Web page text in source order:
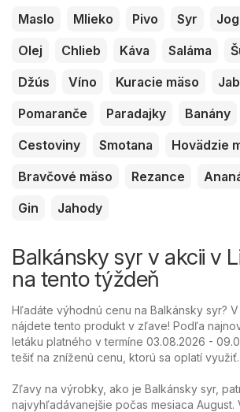
Maslo Mlieko Pivo Syr
Olej
Chlieb Káva Saláma
Džús
Víno Kuracie mäso
Pomaranče
Paradajky Banány
Cestoviny
Smotana
Hovädzie
Bravčové mäso
Rezance
Gin
Jahody
Balkánsky syr v akcii v
na tento týždeň
Hľadáte výhodnú cenu na Balkánsky syr?
nájdete tento produkt v zľave! Podľa
letáku platného v termíne 03.08.2026 -
tešiť na zníženú cenu, ktorú sa oplatí využiť.
Zľavy na výrobky, ako je Balkánsky syr,
najvyhľadávanejšie počas mesiaca August.